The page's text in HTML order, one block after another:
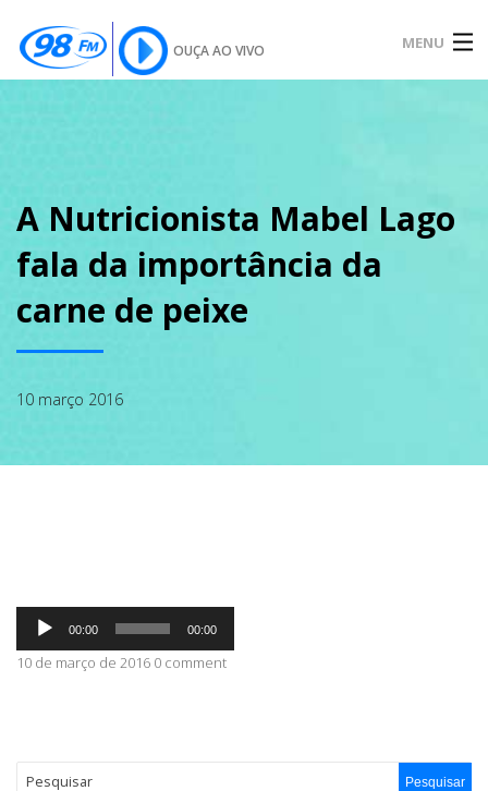
OUÇA AO VIVO MENU
SOBRE
CONTATO
A Nutricionista Mabel Lago
fala da importância da
carne de peixe
10 março 2016
Tocador
áudio
00:00 00:00
10 de março de 2016 0 comment